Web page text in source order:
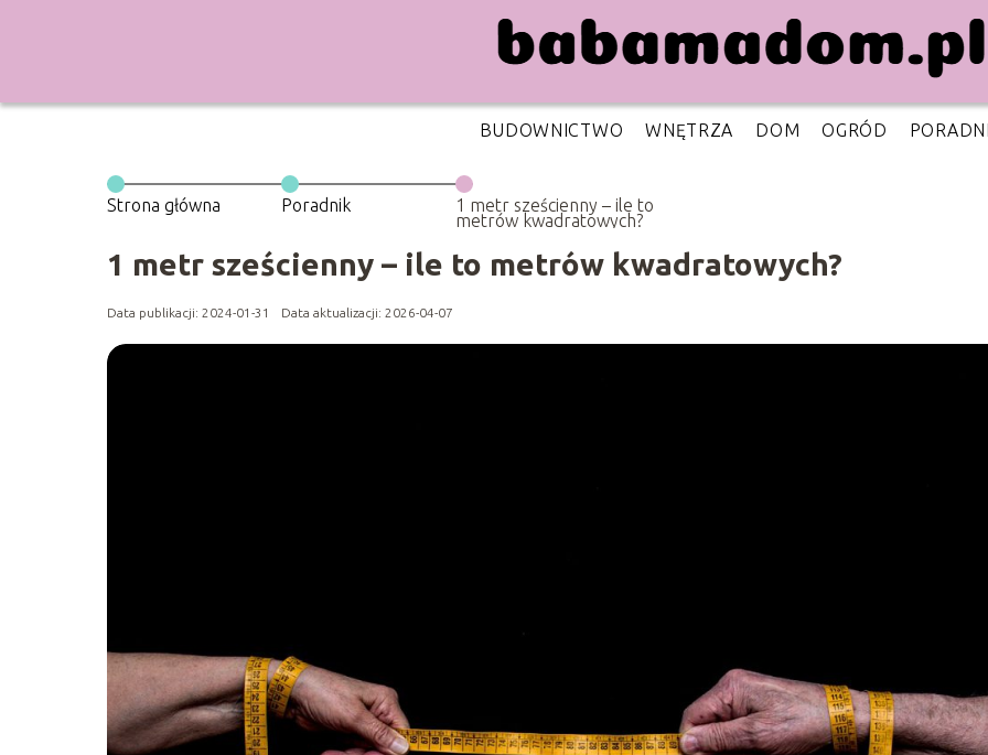
BUDOWNICTWO WNĘTRZA DOM OGRÓD
Strona główna Poradnik 1 metr sześcienny – ile to
metrów kwadratowych?
1 metr sześcienny – ile to metrów kwadratowych?
Data publikacji: 2024-01-31 Data aktualizacji: 2026-04-07